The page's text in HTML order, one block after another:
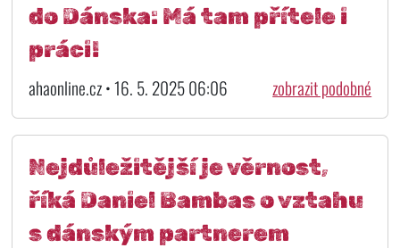
do Dánska: Má tam přítele i
práci!
ahaonline.cz • 16. 5. 2025 06:06 zobrazit podobné
Nejdůležitější je věrnost,
říká Daniel Bambas o vztahu
s dánským partnerem